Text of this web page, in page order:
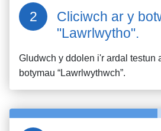
Cliciwch ar y
"Lawrlwytho".
Gludwch y ddolen i'r ardal testun
botymau “Lawrlwythwch”.